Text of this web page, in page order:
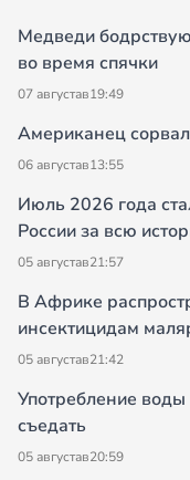
Медведи
во время спячки
07 августав19:49
Американец
06 августав13:55
Июль 2026 года
России за всю
05 августав21:57
В Африке
инсектицидам
05 августав21:42
Употребление
съедать
05 августав20:59